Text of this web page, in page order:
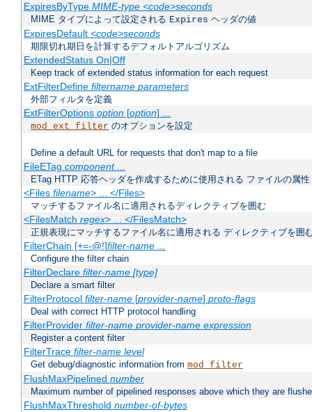
ExpiresByType MIME-type <code>seconds
MIME タイプによって設定される Expires ヘッダの値
ExpiresDefault <code>seconds
期限切れ期日を計算するデフォルトアルゴリズム
ExtendedStatus On|Off
Keep track of extended status information for each request
ExtFilterDefine filtername parameters
外部フィルタを定義
ExtFilterOptions option[option] ...
mod_ext_filter のオプションを設定
Define a default URL for requests that don't map to a file
FileETag component...
ETag HTTP 応答ヘッダを作成するために使用される ファイルの属性
<Files filename> ... </Files>
マッチするファイル名に適用されるディレクティブを囲む
<FilesMatch regex> ... </FilesMatch>
正規表現にマッチするファイル名に適用される ディレクティブを囲
FilterChain [+=-@!]filter-name ...
Configure the filter chain
FilterDeclare filter-name [type]
Declare a smart filter
FilterProtocol filter-name[provider-name] proto-flags
Deal with correct HTTP protocol handling
FilterProvider filter-name provider-name expression
Register a content filter
FilterTrace filter-name level
Get debug/diagnostic information from mod_filter
FlushMaxPipelined number
Maximum number of pipelined responses above which they are
FlushMaxThreshold number-of-bytes